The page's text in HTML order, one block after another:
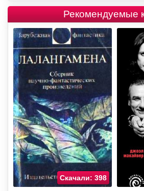
Рекомендуемые
Скачали: 398